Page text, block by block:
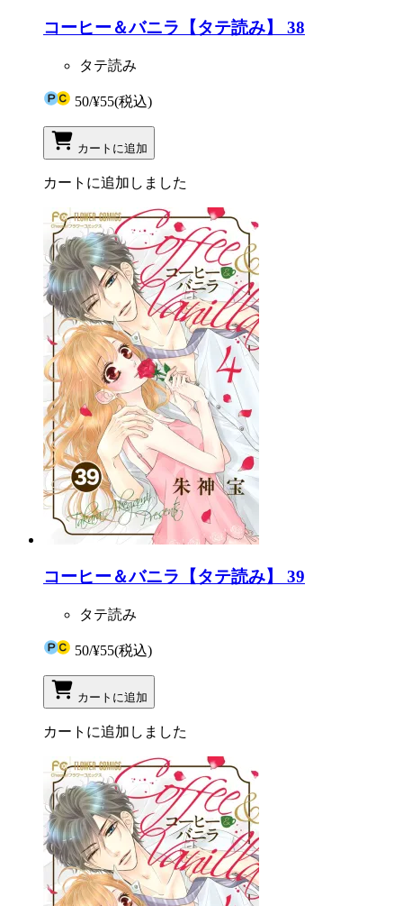
コーヒー＆バニラ【タテ読み】 38
タテ読み
50/¥55(税込)
カートに追加
カートに追加しました
コーヒー＆バニラ【タテ読み】 39
タテ読み
50/¥55(税込)
カートに追加
カートに追加しました